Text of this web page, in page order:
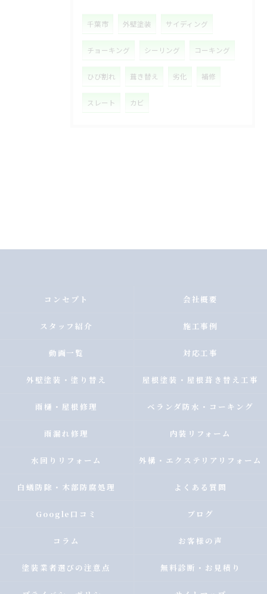
千葉市 外壁塗装 サイディング
チョーキング シーリング コーキング
ひび割れ 葺き替え 劣化 補修
スレート カビ
コンセプト 会社概要
スタッフ紹介 施工事例
動画一覧 対応工事
外壁塗装・塗り替え 屋根塗装・屋根葺き替え工事
雨樋・屋根修理 ベランダ防水・コーキング
雨漏れ修理 内装リフォーム
水回りリフォーム 外構・エクステリアリフォーム
白蟻防除・木部防腐処理 よくある質問
Google口コミ ブログ
コラム お客様の声
塗装業者選びの注意点 無料診断・お見積り